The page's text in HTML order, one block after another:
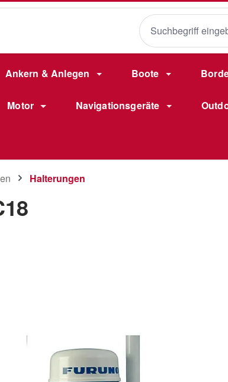
Ankern & Anlegen Boote
Motor Navigationsgeräte
Halterungen